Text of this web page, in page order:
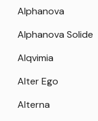
Alphanova
Alphanova Solide
Alqvimia
Alter Ego
Alterna